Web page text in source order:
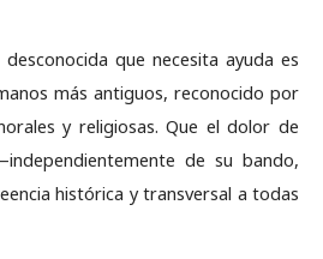
que necesita ayuda es
más antiguos, reconocido por
y religiosas. Que el dolor de
de su bando,
histórica y transversal a todas